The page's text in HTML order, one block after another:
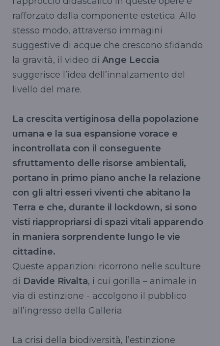
rafforzato dalla componente estetica. Allo
stesso modo, attraverso immagini
suggestive di acque che crescono sfidando
la gravità, il video di Ange Leccia
suggerisce l’idea dell’innalzamento del
livello del mare.
La crescita vertiginosa della popolazione
umana e la sua espansione vorace e
incontrollata con il conseguente
sfruttamento delle risorse ambientali,
portano in primo piano anche la relazione
con gli altri esseri viventi che abitano la
Terra e che, durante il lockdown, si sono
visti riappropriarsi di spazi vitali apparendo
in maniera sorprendente lungo le vie
cittadine.
Queste apparizioni ricorrono nelle sculture
di Davide Rivalta, i cui gorilla – animale in
via di estinzione - accolgono il pubblico
all’ingresso della Galleria.
La crisi della biodiversità, l’estinzione